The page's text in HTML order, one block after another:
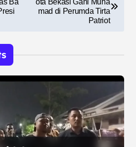
Ba
ota Bekasi Gani Muha
mad di Perumda Tirta
Patriot